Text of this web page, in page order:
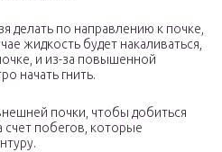
делать по направлению к почке,
жидкость будет накаливаться,
и из-за повышенной
начать гнить.
почки, чтобы добиться
побегов, которые